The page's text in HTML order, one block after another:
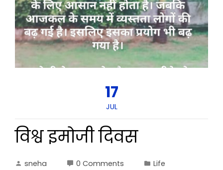
17
JUL
विश्व इमोजी दिवस
sneha 0 Comments
Life